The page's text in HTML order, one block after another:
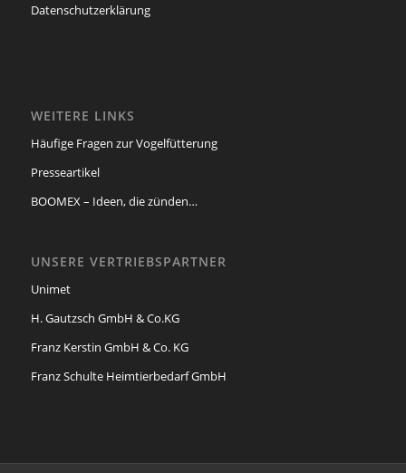
Datenschutzerklärung
WEITERE LINKS
Häufige Fragen zur Vogelfütterung
Presseartikel
BOOMEX – Ideen, die zünden…
UNSERE VERTRIEBSPARTNER
Unimet
H. Gautzsch GmbH & Co.KG
Franz Kerstin GmbH & Co. KG
Franz Schulte Heimtierbedarf GmbH